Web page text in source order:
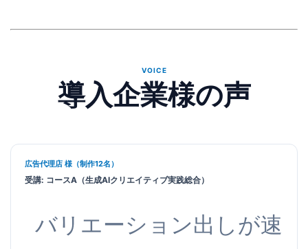
VOICE
導入企業様の声
広告代理店 様（制作12名）
受講: コースA（生成AIクリエイティブ実践総合）
バリエーション出しが速